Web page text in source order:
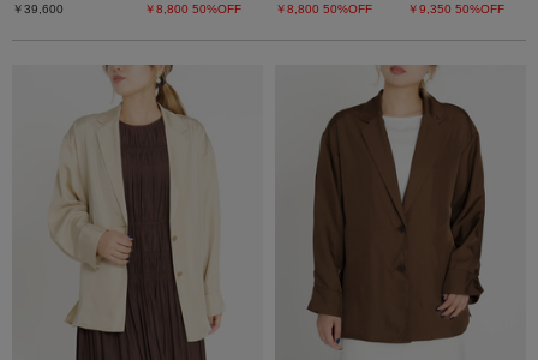
￥39,600
￥8,800 50%OFF
￥8,800 50%OFF
￥9,350 50%OFF